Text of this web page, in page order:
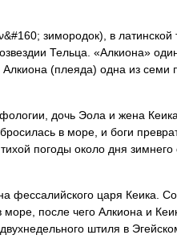
зимородок), в латинской
Тельца. «Алкиона»
(плеяда) одна из семи
дочь Эола и жена
в море, и боги
погоды около дня зимнего
царя Кеика.
море, после чего Алкиона и
штиля в